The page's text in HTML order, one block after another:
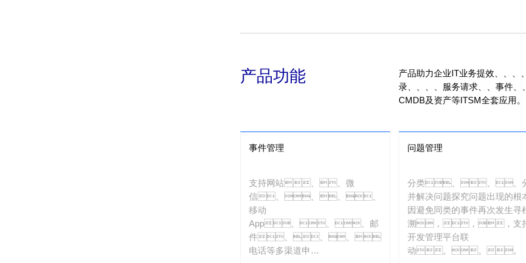
产品功能
产品助力企业IT业务提效、、、
录、、、、服务请求、、事件
CMDB及资产等ITSM全套应用。
事件管理
支持网站、、微
信、、、、
移动
App、、、邮
件、、、、
电话等多渠道申
问题管理
分类、、、
并解决问题探究问题出现的根
因避免同类的事件再次发生寻
溯，，，支
开发管理平台联
动。。。